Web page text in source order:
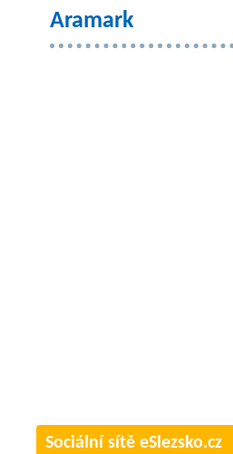
Aramark
Sociální sítě eSlezsko.cz